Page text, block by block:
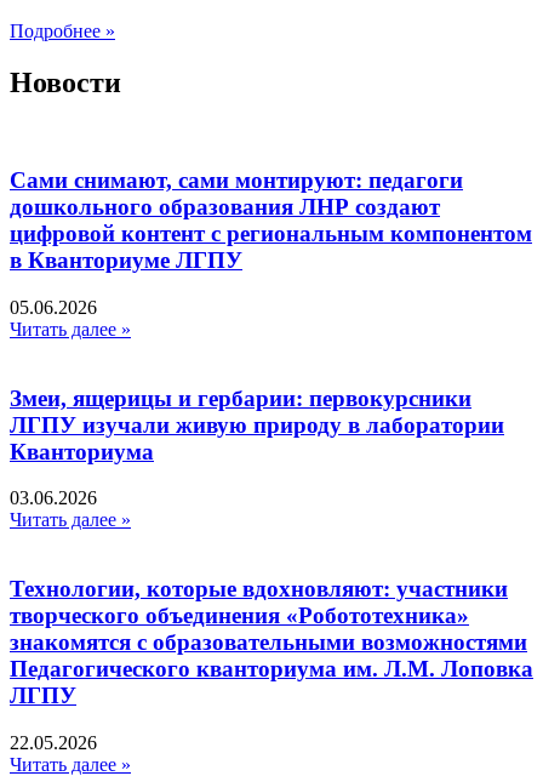
Подробнее »
Новости
Сами снимают, сами монтируют: педагоги
дошкольного образования ЛНР создают
цифровой контент с региональным компонентом
в Кванториуме ЛГПУ​
05.06.2026
Читать далее »
Змеи, ящерицы и гербарии: первокурсники
ЛГПУ изучали живую природу в лаборатории
Кванториума
03.06.2026
Читать далее »
Технологии, которые вдохновляют: участники
творческого объединения «Робототехника»
знакомятся с образовательными возможностями
Педагогического кванториума им. Л.М. Лоповка
ЛГПУ
22.05.2026
Читать далее »